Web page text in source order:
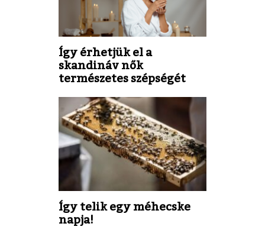
Így érhetjük el a
skandináv nők
természetes szépségét
Így telik egy méhecske
napja!